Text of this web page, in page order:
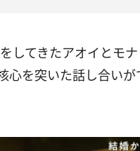
してきたアオイとモ
心を突いた話し合い